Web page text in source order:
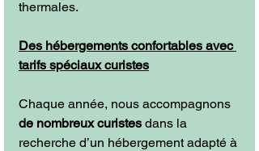
thermales.
Des hébergements confortables avec
tarifs spéciaux curistes
Chaque année, nous accompagnons
de nombreux curistes dans la
recherche d’un hébergement adapté à